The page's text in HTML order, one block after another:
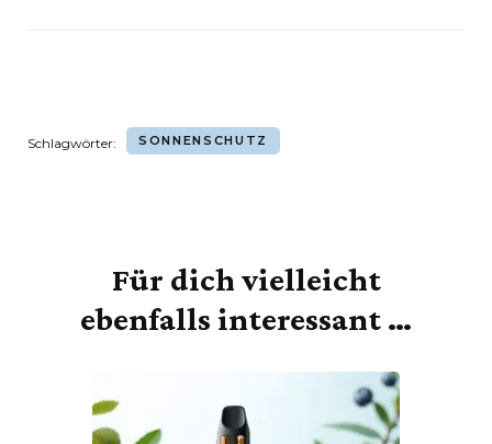
Schlagwörter: SONNENSCHUTZ
BeitragsnavigationFür dich vielleicht
ebenfalls interessant …